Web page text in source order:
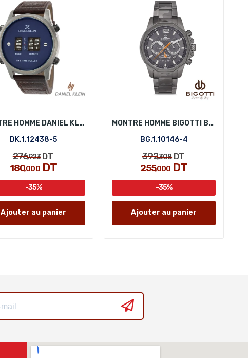
MONTRE HOMME DANIEL KLEIN DK.1.12438-5
DK.1.12438-5
276,923DT
180,000DT
-35%
Ajouter au panier
MONTRE HOMME BIGOTTI BG.1.10146-4
BG.1.10146-4
392,308DT
255,000 DT
-35%
Ajouter au panier